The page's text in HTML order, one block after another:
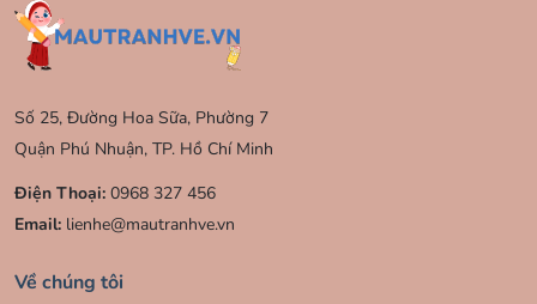
Số 25, Đường Hoa Sữa, Phường 7
Quận Phú Nhuận, TP. Hồ Chí Minh
Điện Thoại: 0968 327 456
Email: lienhe@mautranhve.vn
Về chúng tôi